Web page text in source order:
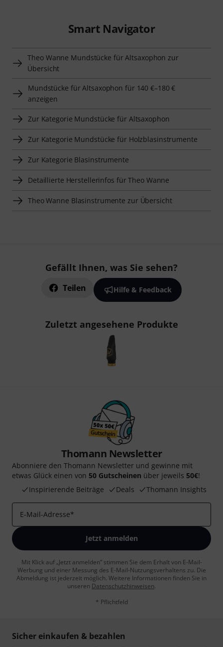
Smart Navigator
Theo Wanne Mundstücke für Altsaxophon zur
Übersicht
Mundstücke für Altsaxophon für 140 €–180 €
anzeigen
Zur Kategorie Mundstücke für Altsaxophon
Zur Kategorie Mundstücke für Holzblasinstrumente
Zur Kategorie Blasinstrumente
Detaillierte Herstellerinfos für Theo Wanne
Theo Wanne Blasinstrumente zur Übersicht
Gefällt Ihnen, was Sie sehen?
Teilen Hilfe & Feedback
Zuletzt angesehene Produkte
Thomann Newsletter
Abonniere den Thomann Newsletter und gewinne mit
etwas Glück einen von 50 Gutscheinen über jeweils 50€!
Inspirierende Beiträge
Deals Thomann Insights
E-Mail-Adresse*
Jetzt anmelden
Mit Klick auf „Jetzt anmelden“ stimmen Sie dem Erhalt von E-Mail-
Werbung und einer Messung des E-Mail-Nutzungsverhaltens zu. Die
Abmeldung ist jederzeit möglich. Weitere Informationen finden Sie in
unseren Datenschutzhinweisen.
* Pflichtfeld
Sicher einkaufen & bezahlen